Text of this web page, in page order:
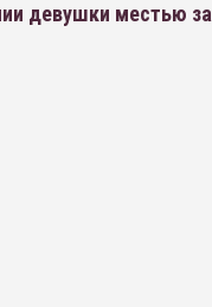
девушки местью за